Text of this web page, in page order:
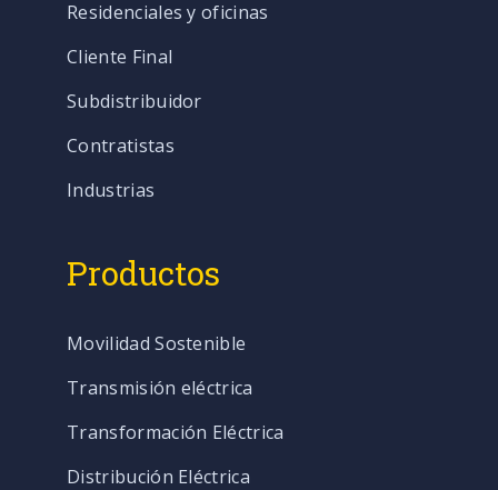
Residenciales y oficinas
Cliente Final
Subdistribuidor
Contratistas
Industrias
Productos
Movilidad Sostenible
Transmisión eléctrica
Transformación Eléctrica
Distribución Eléctrica